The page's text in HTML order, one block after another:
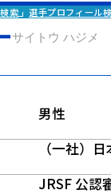
索 選手プロフィール
サイトウ ハジメ
男性
（一社）
JRSF 公認